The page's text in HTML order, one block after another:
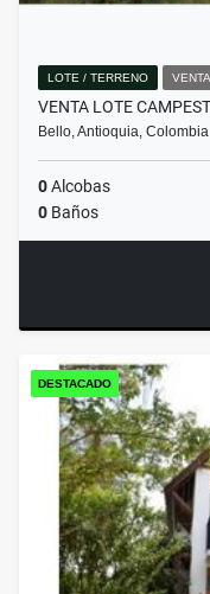
LOTE / TERRENO VENTA
VENTA LOTE
Bello, Antioquia, Colombia
0Alcobas
0 Baños
DESTACADO